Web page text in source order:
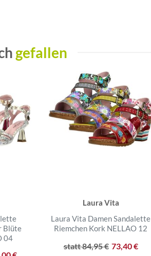
gefallen
Blüte
04
Laura Vita
Laura Vita Damen Sandalette
Riemchen Kork NELLAO 12
statt 84,95 € 73,40 €